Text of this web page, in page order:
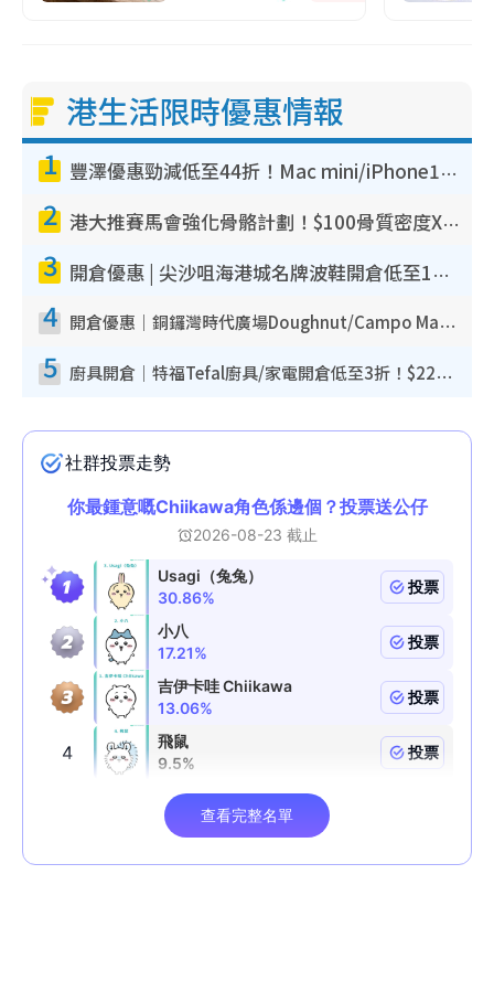
港生活限時優惠情報
1 豐澤優惠勁減低至44折！Mac mini/iPhone17Pro大減價！廚房家電$220起
2 港大推賽馬會強化骨骼計劃！$100骨質密度X光檢查 完成免費運動訓練送超市禮券！附參加資格
3 開倉優惠 | 尖沙咀海港城名牌波鞋開倉低至1折！On鞋$899起／Joy&Peace鞋履$98起
4 開倉優惠｜銅鑼灣時代廣場Doughnut/Campo Marzio開倉低至1折！背囊、書包、手袋劈價$200起
5 廚具開倉｜特福Tefal廚具/家電開倉低至3折！$220起買平底鍋/炒鑊/湯煲！電飯煲/吸塵機/燙斗$418起